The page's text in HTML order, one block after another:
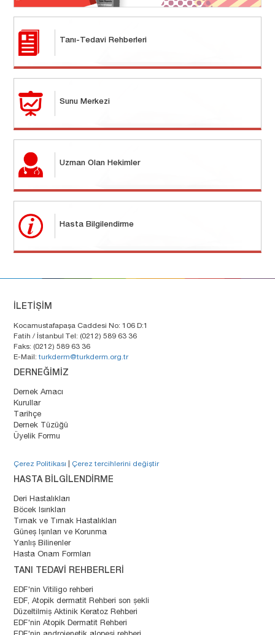
Tanı-Tedavi Rehberleri
Sunu Merkezi
Uzman Olan Hekimler
Hasta Bilgilendirme
İLETİŞİM
Kocamustafapaşa Caddesi No: 106 D:1
Fatih / İstanbul Tel: (0212) 589 63 36
Faks: (0212) 589 63 36
E-Mail:turkderm@turkderm.org.tr
DERNEĞİMİZ
Dernek Amacı
Kurullar
Tarihçe
Dernek Tüzüğü
Üyelik Formu
Çerez Politikası Çerez tercihlerini değiştir
HASTA BİLGİLENDİRME
Deri Hastalıkları
Böcek Isırıkları
Tırnak ve Tırnak Hastalıkları
Güneş Işınları ve Korunma
Yanlış Bilinenler
Hasta Onam Formları
TANI TEDAVİ REHBERLERİ
EDF'nin Vitiligo rehberi
EDF, Atopik dermatit Rehberi son şekli
Düzeltilmiş Aktinik Keratoz Rehberi
EDF'nin Atopik Dermatit Rehberi